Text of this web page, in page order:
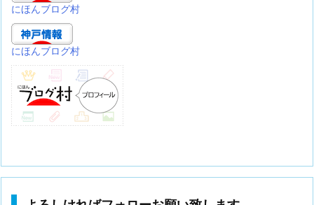
にほんブログ村
にほんブログ村